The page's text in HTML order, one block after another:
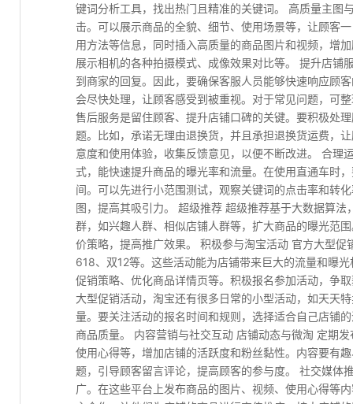
键词分析工具，找出热门且精准的关键词。 高质量主图
击。可以展示商品的全貌、细节、使用场景等，让顾客
用方法等信息，同时插入高质量的商品图片和视频，增
展示相机的各种拍摄模式、成像效果对比等。 提升店铺
到商家的回复。因此，要确保客服人员能够快速响应顾
会尽快处理，让顾客感受到被重视。对于常见问题，可
售后服务是留住顾客、提升店铺口碑的关键。要积极处
题。比如，承诺无理由退换货，并且承担退换货运费，
意度和使用体验，收集反馈意见，以便不断改进。 合理
式，能快速提升商品的曝光率和流量。在使用直通车时
间。可以先进行小范围测试，观察关键词的点击率和转
图，提高其吸引力。 超级推荐 超级推荐基于大数据算
群，如兴趣人群、相似店铺人群等，扩大商品的曝光范
价策略，提高推广效果。 积极参与淘宝活动 官方大型
618、双12等。这些活动能为店铺带来巨大的流量和曝
促销策略、优化商品详情页等。积极报名参加活动，争
大型促销活动，淘宝还有很多日常的小型活动，如天天
量。要关注活动的报名时间和规则，选择适合自己店铺
商品质量。 内容营销与社交互动 店铺动态与微淘 定期
使用心得等，增加店铺的活跃度和粉丝黏性。内容要有
题，引导顾客留言评论，提高顾客的参与度。 社交媒体
广。在这些平台上发布商品的图片、视频、使用心得等